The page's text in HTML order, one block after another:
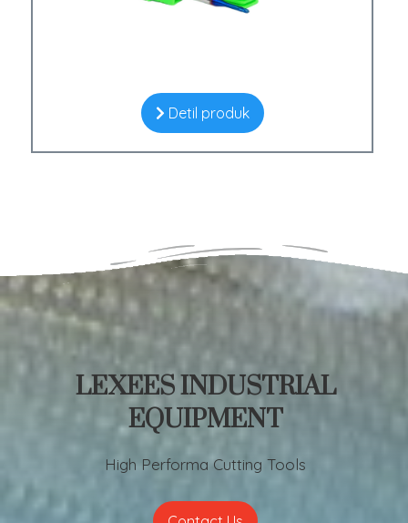
Detil produk
LEXEES INDUSTRIAL
EQUIPMENT
High Performa Cutting Tools